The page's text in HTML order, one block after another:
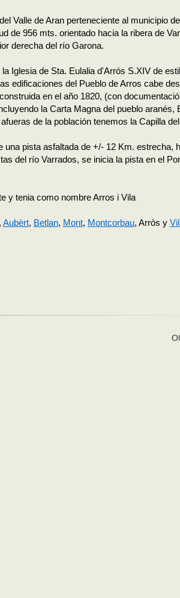
Valle de Aran perteneciente al municipio
de 956 mts. orientado hacia la ribera de
derecha del río Garona.
Iglesia de Sta. Eulalia d'Arrós S.XIV de
edificaciones del Pueblo de Arros cabe
en el año 1820, (con
la Carta Magna del pueblo aranés,
de la población tenemos la Capilla
pista asfaltada de +/- 12 Km. estrecha,
del río Varrados, se inicia la pista en el
y tenia como nombre Arros i Vila
, Aubèrt, Betlan, Mont, Montcorbau, Arròs y